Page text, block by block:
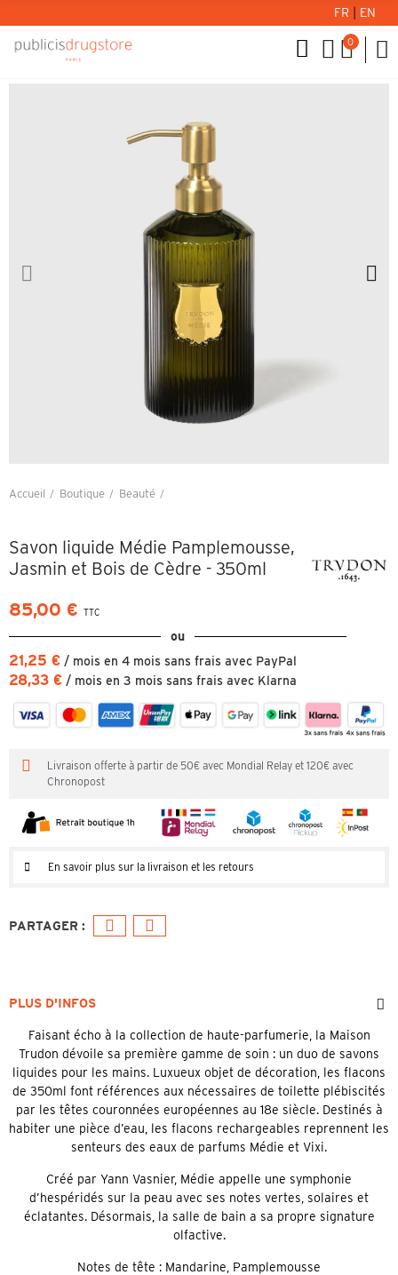
FR EN
0
Accueil Boutique
Beauté
Savon liquide Médie Pamplemousse,
Jasmin et Bois de Cèdre - 350ml
85,00 € TTC
ou
21,25 € / mois en 4 mois sans frais avec PayPal
28,33 € / mois en 3 mois sans frais avec Klarna
Livraison offerte à partir de 50€ avec Mondial Relay et 120€ avec
Chronopost
En savoir plus sur la livraison et les retours
PLUS D'INFOS
Faisant écho à la collection de haute-parfumerie, la Maison
Trudon dévoile sa première gamme de soin : un duo de savons
liquides pour les mains. Luxueux objet de décoration, les flacons
de 350ml font références aux nécessaires de toilette plébiscités
par les têtes couronnées européennes au 18e siècle. Destinés à
habiter une pièce d’eau, les flacons rechargeables reprennent les
senteurs des eaux de parfums Médie et Vixi.
Créé par Yann Vasnier, Médie appelle une symphonie
d’hespéridés sur la peau avec ses notes vertes, solaires et
éclatantes. Désormais, la salle de bain a sa propre signature
olfactive.
Notes de tête : Mandarine, Pamplemousse